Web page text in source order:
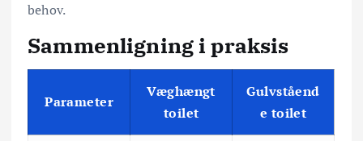
behov.
Sammenligning i praksis
Parameter
Væghængt
toilet
Gulvståend
e toilet